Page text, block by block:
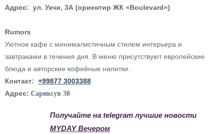
Адрес: ул. Укчи, 3А (ориентир ЖК «Boulevard»)
Rumors
Уютное кафе с минималистичным стилем интерьера и
завтраками в течения дня. В меню присутствуют европейские
блюда и авторские кофейные напитки.
Контакт: +99877 3003388
Адрес: Сариксув 38​
Получайте на telegram лучшие новости
MYDAY Вечером